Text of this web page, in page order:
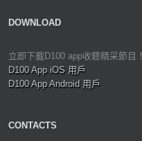
DOWNLOAD
立即下載D100 app收聽精采節目！
D100 App iOS 用戶
D100 App Android 用戶
CONTACTS